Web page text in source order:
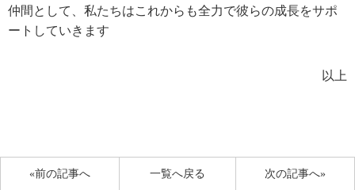
仲間として、私たちはこれからも全力で彼らの成長をサポ
ートしていきます
以上
«前の記事へ 次の記事へ»
一覧へ戻る